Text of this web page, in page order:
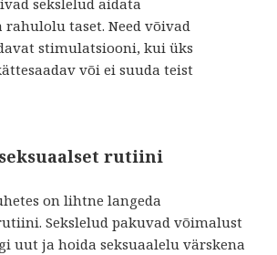
rahulolu taset. Need võivad
stimulatsiooni, kui üks
või ei suuda teist
rutiini
on lihtne langeda
Sekslelud pakuvad võimalust
uut ja hoida seksuaalelu värskena